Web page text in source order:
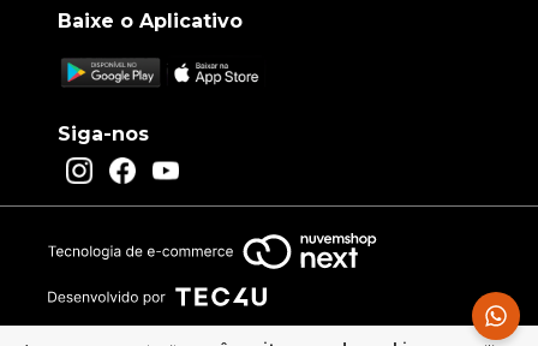
Baixe o Aplicativo
Siga-nos